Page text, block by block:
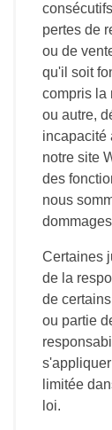
pertes de
ou de
qu'il soit
compris la
ou autre,
incapacité
notre site
des
nous
Certaines
de la
de
ou partie
limitée
loi.